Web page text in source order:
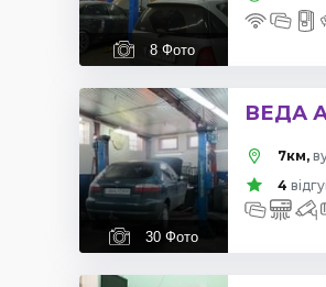
8 Фото
30 Фото
ВЕДА
7км,
4